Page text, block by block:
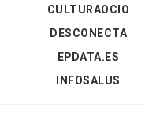
CULTURAOCIO
DESCONECTA
EPDATA.ES
INFOSALUS